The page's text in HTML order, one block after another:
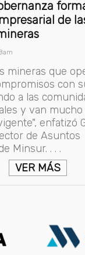
de
mineras que
con
a las
y van mucho
enfatizó
de Asuntos
Minsur. . . .
VER MÁS